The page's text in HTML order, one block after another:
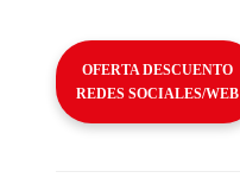
OFERTA DESCUENTO
REDES SOCIALES/WEB